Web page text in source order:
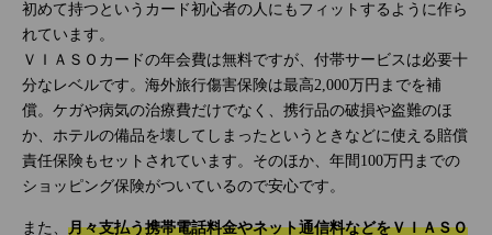
初めて持つというカード初心者の人にもフィットするように作ら
れています。
ＶＩＡＳＯカードの年会費は無料ですが、付帯サービスは必要十
分なレベルです。海外旅行傷害保険は最高2,000万円までを補
償。ケガや病気の治療費だけでなく、携行品の破損や盗難のほ
か、ホテルの備品を壊してしまったというときなどに使える賠償
責任保険もセットされています。そのほか、年間100万円までの
ショッピング保険がついているので安心です。
また、 月々支払う携帯電話料金やネット通信料などをＶＩＡＳＯ